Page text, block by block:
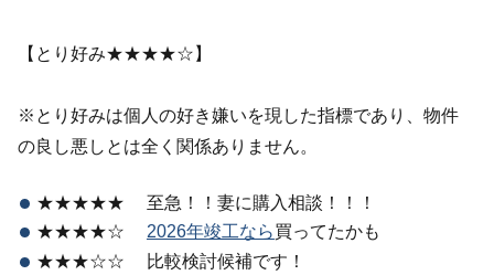
【とり好み★★★★☆】
※とり好みは個人の好き嫌いを現した指標であり、物件
の良し悪しとは全く関係ありません。
★★★★★ 至急！！妻に購入相談！！！
★★★★☆ 2026年竣工なら買ってたかも
★★★☆☆ 比較検討候補です！